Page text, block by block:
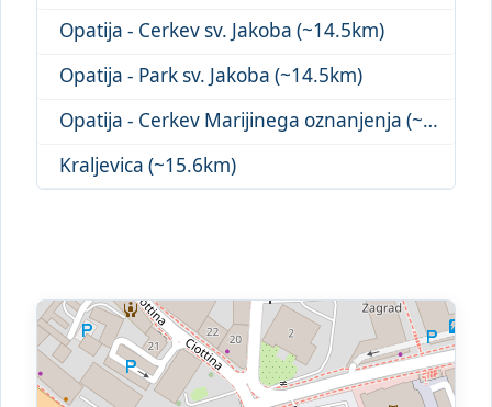
Opatija - Cerkev sv. Jakoba (~14.5km)
Opatija - Park sv. Jakoba (~14.5km)
Opatija - Cerkev Marijinega oznanjenja (~15.2km)
Kraljevica (~15.6km)